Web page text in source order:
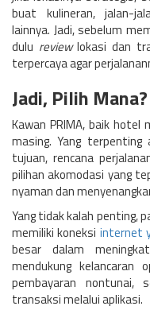
buat kulineran, jalan-
lainnya. Jadi, sebelum
dulu reviewlokasi dan
terpercaya agar
Jadi, Pilih Mana?
Kawan PRIMA, baik hotel
masing. Yang terpenting
tujuan, rencana
pilihan akomodasi yang
nyaman dan
Yang tidak kalah penting,
memiliki koneksi internet
besar dalam
mendukung kelancaran
pembayaran nontunai,
transaksi melalui aplikasi.